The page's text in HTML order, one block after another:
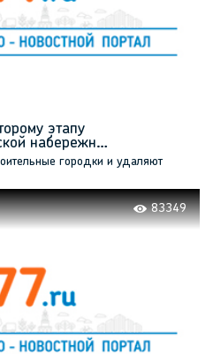
этапу
набережн…
городки и удаляют
83349